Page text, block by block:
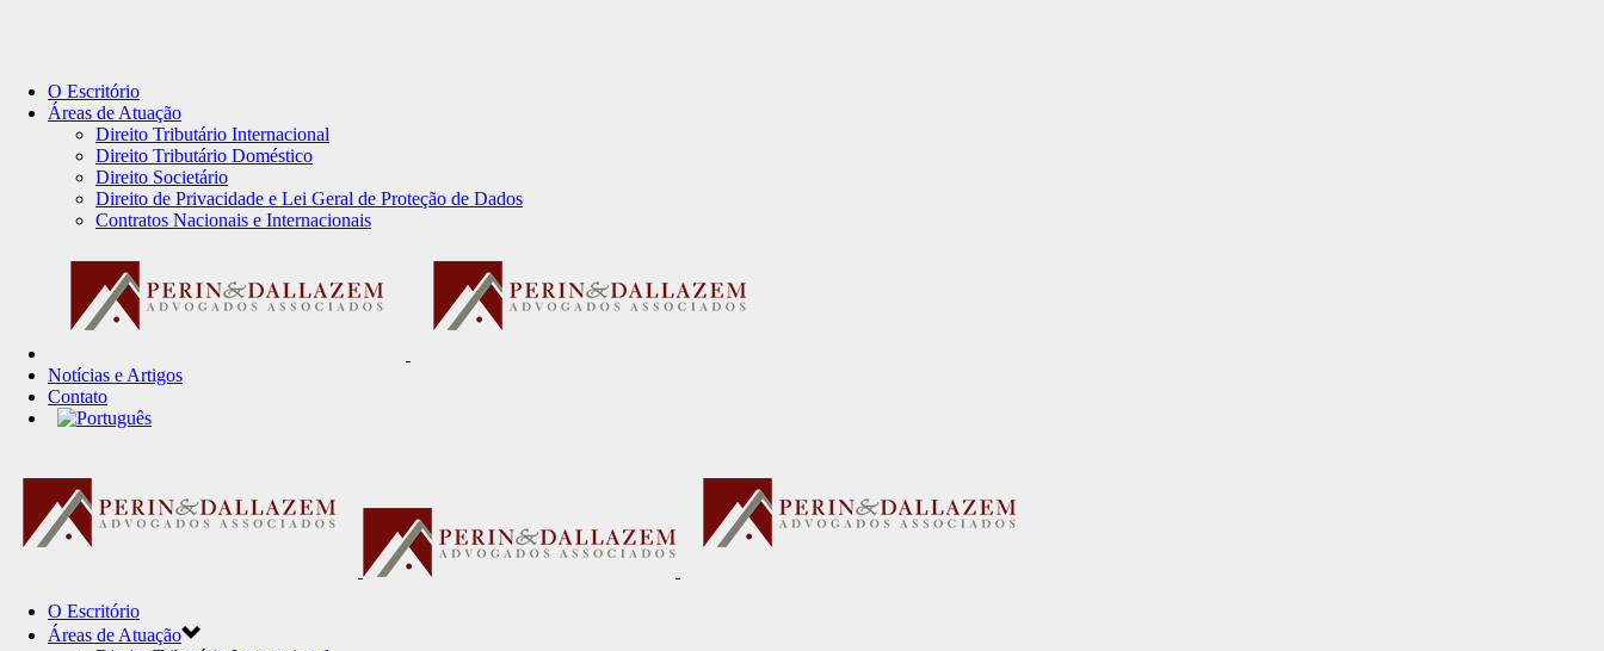
O Escritório
Áreas de Atuação
Direito Tributário Internacional
Direito Tributário Doméstico
Direito Societário
Direito de Privacidade e Lei Geral de Proteção de Dados
Contratos Nacionais e Internacionais
Notícias e Artigos
Contato
O Escritório
Áreas de Atuação